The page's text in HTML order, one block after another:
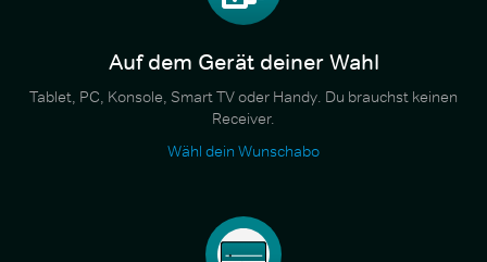
Auf dem Gerät deiner Wahl
Tablet, PC, Konsole, Smart TV oder Handy. Du brauchst keinen
Receiver.
Wähl dein Wunschabo